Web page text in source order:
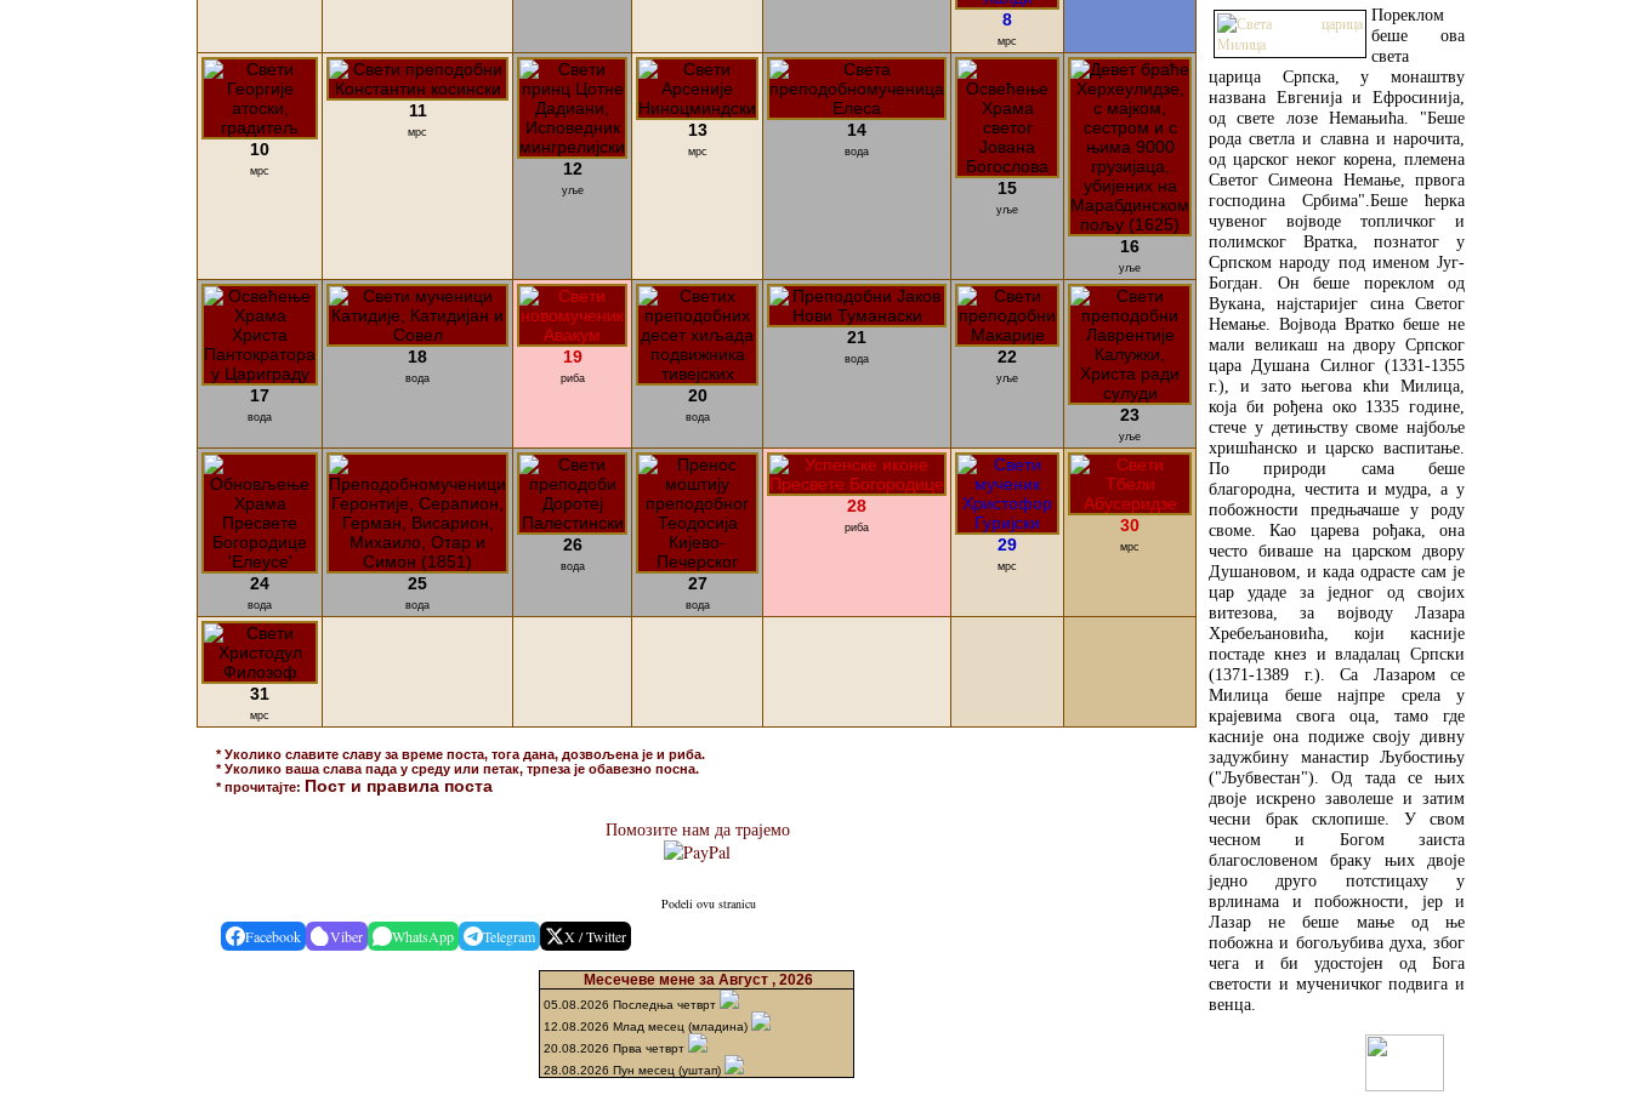
Пореклом
беше ова
света
царица Српска, у монаштву
названа Евгенија и Ефросинија,
од свете лозе Немањића. "Беше
рода светла и славна и нарочита,
од царског неког корена, племена
Светог Симеона Немање, првога
господина Србима".Беше ћерка
чувеног војводе топличког и
полимског Вратка, познатог у
Српском народу под именом Југ-
Богдан. Он беше пореклом од
Вукана, најстаријег сина Светог
Немање. Војвода Вратко беше не
мали великаш на двору Српског
цара Душана Силног (1331-1355
г.), и зато његова кћи Милица,
која би рођена око 1335 године,
стече у детињству своме најбоље
хришћанско и царско васпитање.
По природи сама беше
благородна, честита и мудра, а у
побожности предњачаше у роду
своме. Као царева рођака, она
често биваше на царском двору
Душановом, и када одрасте сам је
цар удаде за једног од својих
витезова, за војводу Лазара
Хребељановића, који касније
постаде кнез и владалац Српски
(1371-1389 г.). Са Лазаром се
Милица беше најпре срела у
крајевима свога оца, тамо где
касније она подиже своју дивну
задужбину манастир Љубостињу
("Љубвестан"). Од тада се њих
двоје искрено заволеше и затим
чесни брак склопише. У свом
чесном и Богом заиста
благословеном браку њих двоје
једно друго потстицаху у
врлинама и побожности, јер и
Лазар не беше мање од ње
побожна и богољубива духа, због
чега и би удостојен од Бога
светости и мученичког подвига и
венца.
8
мрс
10
мрс
11
мрс
12
уље
13
мрс
14
вода
15
уље
16
уље
17
вода
18
вода
19
риба
20
вода
21
вода 22
уље
23
уље
24
вода
25
вода
26
вода
27
вода
28
риба
29
мрс
30
мрс
31
мрс
* Уколико славите славу за време поста, тога дана, дозвољена је и риба.
* Уколико ваша слава пада у среду или петак, трпеза је обавезно посна.
* прочитајте: Пост и правила поста
Помозите нам да трајемо
Podeli ovu stranicu
Facebook Viber WhatsApp Telegram X / Twitter
Месечеве мене за Август , 2026
05.08.2026 Последња четврт
12.08.2026 Млад месец (младина)
20.08.2026 Прва четврт
28.08.2026 Пун месец (уштап)